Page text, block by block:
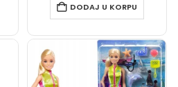
DODAJ U KORPU